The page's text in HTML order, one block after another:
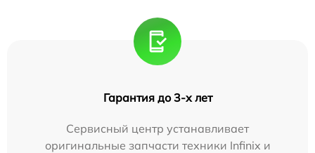
Гарантия до 3-х лет
Сервисный центр устанавливает
оригинальные запчасти техники Infinix и